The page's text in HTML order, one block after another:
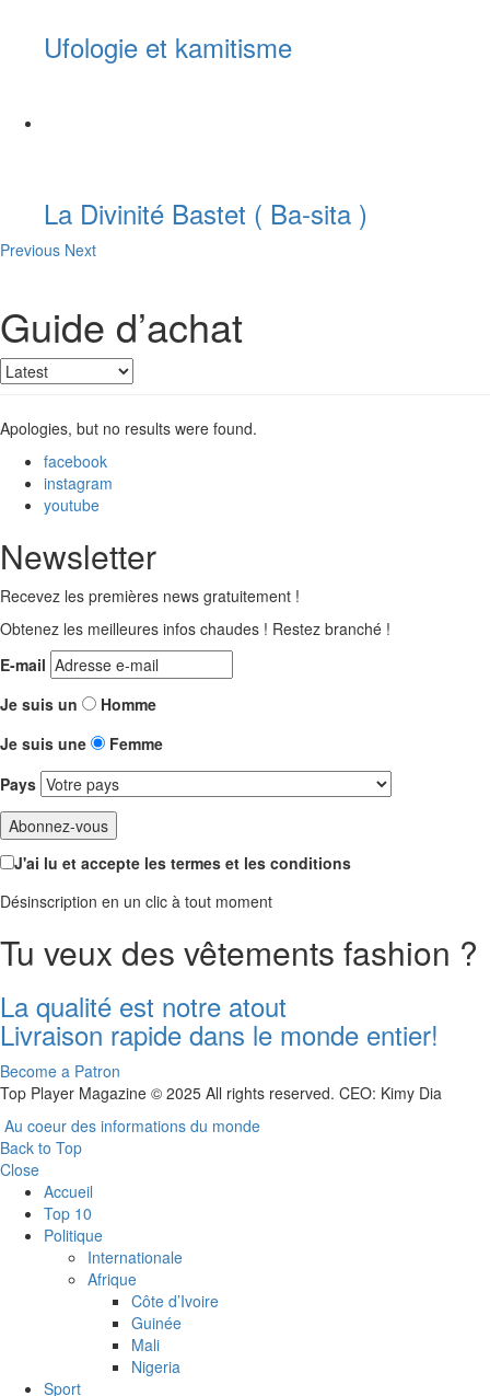
Ufologie et kamitisme
La Divinité Bastet ( Ba-sita )
Previous Next
Guide d’achat
Apologies, but no results were found.
facebook
instagram
youtube
Newsletter
Recevez les premières news gratuitement !
Obtenez les meilleures infos chaudes ! Restez branché !
E-mail
Je suis un
Homme
Je suis une
Femme
Pays
J'ai lu et accepte les termes et les conditions
Désinscription en un clic à tout moment
Tu veux des vêtements fashion ?
La qualité est notre atout
Livraison rapide dans le monde entier!
Become a Patron
Top Player Magazine © 2025 All rights reserved. CEO: Kimy Dia
Au coeur des informations du monde
Back to Top
Close
Accueil
Top 10
Politique
Internationale
Afrique
Côte d’Ivoire
Guinée
Mali
Nigeria
Sport